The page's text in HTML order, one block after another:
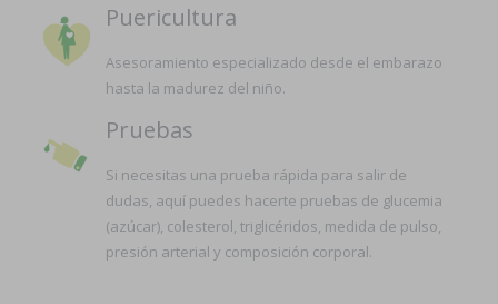
Puericultura
Asesoramiento especializado desde el embarazo
hasta la madurez del niño.
Pruebas
Si necesitas una prueba rápida para salir de
dudas, aquí puedes hacerte pruebas de glucemia
(azúcar), colesterol, triglicéridos, medida de pulso,
presión arterial y composición corporal.